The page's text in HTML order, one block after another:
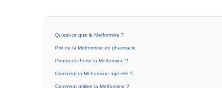
Qu'est-ce que la Metformine ?
Prix de la Metformine en pharmacie
Pourquoi choisir la Metformine ?
Comment la Metformine agit-elle ?
Comment utiliser la Metformine ?